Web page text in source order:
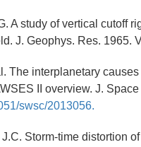
A study of vertical cutoff
J. Geophys. Res. 1965.
The interplanetary
II overview. J.
swsc/2013056.
Storm-time distortion